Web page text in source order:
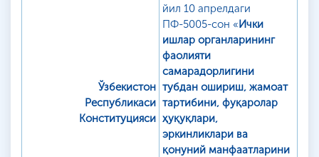
Ўзбекистон
Республикаси
Конституцияси
йил 10 апрелдаги
ПФ-5005-сон «Ички
ишлар органларининг
фаолияти
самарадорлигини
тубдан ошириш, жамоат
тартибини, фуқаролар
ҳуқуқлари,
эркинликлари ва
қонуний манфаатларини